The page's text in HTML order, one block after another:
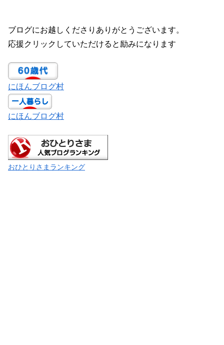
ブログにお越しくださりありがとうございます。
応援クリックしていただけると励みになります
にほんブログ村
にほんブログ村
おひとりさまランキング